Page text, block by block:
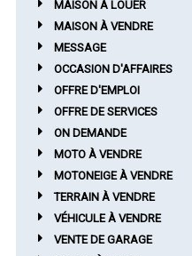
MAISON À LOUER
MAISON À VENDRE
MESSAGE
OCCASION D'AFFAIRES
OFFRE D'EMPLOI
OFFRE DE SERVICES
ON DEMANDE
MOTO À VENDRE
MOTONEIGE À VENDRE
TERRAIN À VENDRE
VÉHICULE À VENDRE
VENTE DE GARAGE